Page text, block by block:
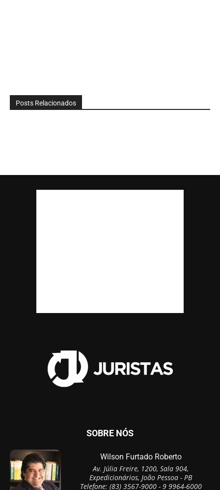
Posts Relacionados
SOBRE NÓS
Wilson Furtado Roberto
Av. Júlia Freire, 1200, Sala 904,
Expedicionários, João Pessoa - PB
Telefone: (83) 3567-9000 - 9 9964-6000